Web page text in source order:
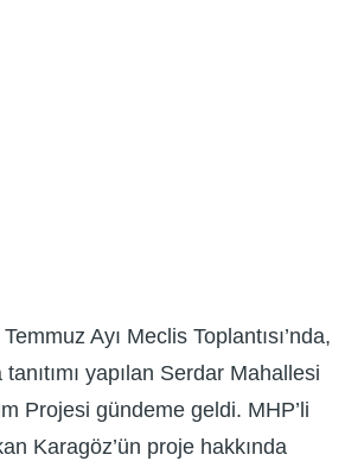
Ayı Meclis Toplantısı’nda,
yapılan Serdar Mahallesi
Projesi gündeme geldi. MHP’li
Karagöz’ün proje hakkında